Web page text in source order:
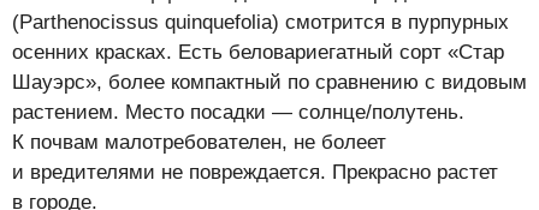
(Parthenocissus quinquefolia) смотрится в пурпурных
осенних красках. Есть беловариегатный сорт «Стар
Шауэрс», более компактный по сравнению с видовым
растением. Место посадки — солнце/полутень.
К почвам малотребователен, не болеет
и вредителями не повреждается. Прекрасно растет
в городе.